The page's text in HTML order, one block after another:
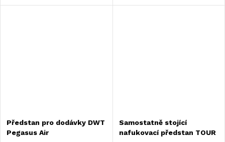
obývací prostor s velkými
936541Velikost: 260 x 260
Předstan pro dodávky DWT
Pegasus Air
Samostatně stojící
nafukovací předstan TOUR